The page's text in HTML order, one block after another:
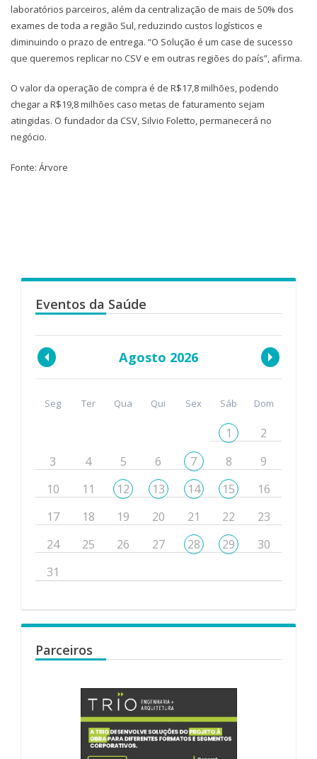
laboratórios parceiros, além da centralização de mais de 50% dos
exames de toda a região Sul, reduzindo custos logísticos e
diminuindo o prazo de entrega. “O Solução é um case de sucesso
que queremos replicar no CSV e em outras regiões do país”, afirma.
O valor da operação de compra é de R$17,8 milhões, podendo
chegar a R$19,8 milhões caso metas de faturamento sejam
atingidas. O fundador da CSV, Silvio Foletto, permanecerá no
negócio.
Fonte: Árvore
Eventos da Saúde
Agosto 2026
Seg Ter Qua Qui Sex Sáb Dom
1
2
3
4 5 6 7 8
9
10
11 12 13 14 15
16
17
18 19 20 21 22
23
24
25 26 27 28 29
30
31
Parceiros